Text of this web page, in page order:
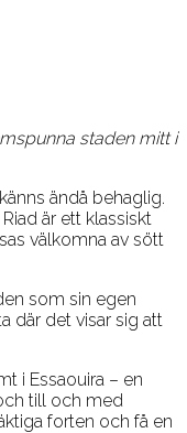
staden mitt i
ändå behaglig.
är ett klassiskt
välkomna av sött
som sin egen
där det visar sig att
i Essaouira – en
till och med
forten och få en